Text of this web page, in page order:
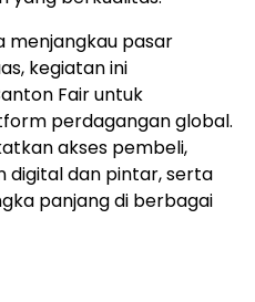
menjangkau pasar
kegiatan ini
Fair untuk
perdagangan global.
akses pembeli,
digital dan pintar, serta
panjang di berbagai